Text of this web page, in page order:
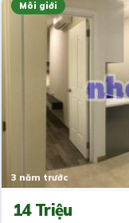
Môi giới
3 năm trước
14 Triệu